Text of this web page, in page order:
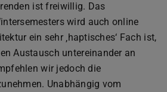
ist freiwillig. Das
wird auch online
ein sehr ‚haptisches‘ Fach ist,
Austausch untereinander an
wir jedoch die
Unabhängig vom